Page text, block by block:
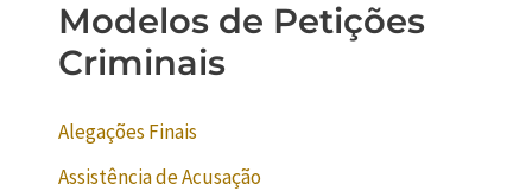
Modelos de Petições
Criminais
Alegações Finais
Assistência de Acusação